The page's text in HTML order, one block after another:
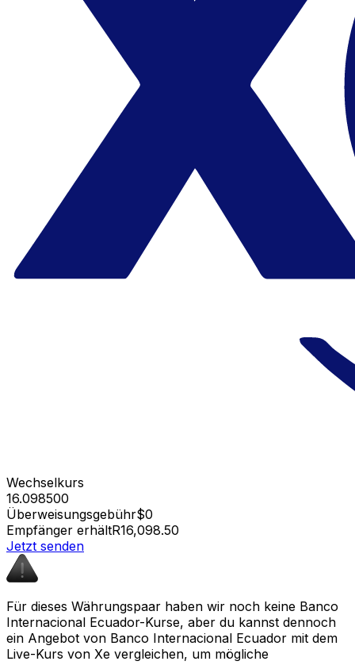
Wechselkurs
16.098500
Überweisungsgebühr$0
Empfänger erhältR16,098.50
Jetzt senden
Für dieses Währungspaar haben wir noch keine Banco
Internacional Ecuador-Kurse, aber du kannst dennoch
ein Angebot von Banco Internacional Ecuador mit dem
Live-Kurs von Xe vergleichen, um mögliche